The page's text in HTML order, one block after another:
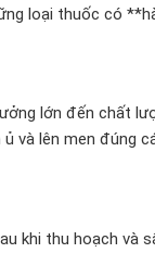
loại thuốc có
lớn đến chất
và lên men đúng
khi thu hoạch và